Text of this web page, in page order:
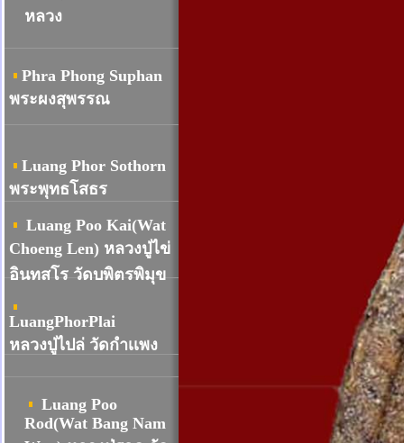
หลวง
Phra Phong Suphan
พระผงสุพรรณ
Luang Phor Sothorn
พระพุทธโสธร
Luang Poo Kai(Wat
Choeng Len) หลวงปู่ไข่
อินทสโร วัดบพิตรพิมุข
LuangPhorPlai
หลวงปู่ไปล่ วัดกำเเพง
Luang Poo
Rod(Wat Bang Nam